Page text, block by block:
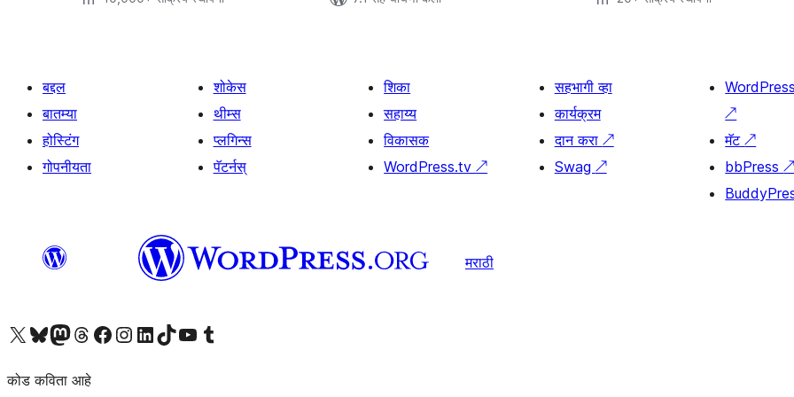
बद्दल
बातम्या
होस्टिंग
गोपनीयता
शोकेस
थीम्स
प्लगिन्स
पॅटर्नस्
शिका
सहाय्य
विकासक
WordPress.tv↗
सहभागी व्हा
कार्यक्रम
दान करा ↗
Swag ↗
↗
मॅट↗
bbPress↗
मराठी
आमच्या X (एक्स) (पूर्वीचे ट्विटर) खात्याला भेट द्या आमच्या ब्लूस्की खात्याला भेट द्या.आमच्या Mastodon खात्याला भेट द्या.आमच्या थ्रेड्स खात्याला भेट द्या. आमच्या फेसबुक पेजला भेट द्या आमच्या इंस्टाग्राम खात्याला भेट द्या आमच्या लिंक्डइन खात्याला भेट द्या आमच्या टिकटॉक अकाउंटला भेट द्या.आमच्या यूट्यूब चॅनेलला भेट द्या आमच्या टंबलर खात्याला भेट द्या.
कोड कविता आहे